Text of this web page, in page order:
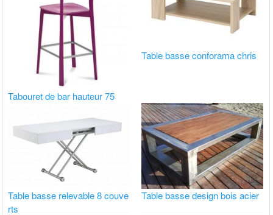
Tabouret de bar hauteur 75
Table basse conforama chris
Table basse relevable 8 couve
rts
Table basse design bois acier